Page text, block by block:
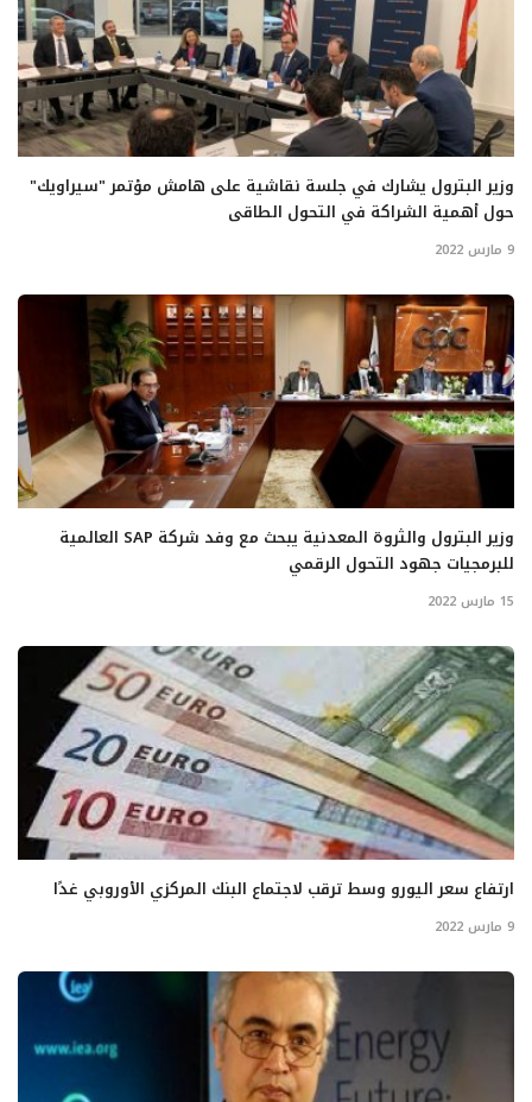
وزير البترول يشارك في جلسة نقاشية على هامش مؤتمر "سيراويك"
حول أهمية الشراكة في التحول الطاقى
9 مارس 2022
وزير البترول والثروة المعدنية يبحث مع وفد شركة SAP العالمية
للبرمجيات جهود التحول الرقمي
15 مارس 2022
ارتفاع سعر اليورو وسط ترقب لاجتماع البنك المركزي الأوروبي غدًا
9 مارس 2022